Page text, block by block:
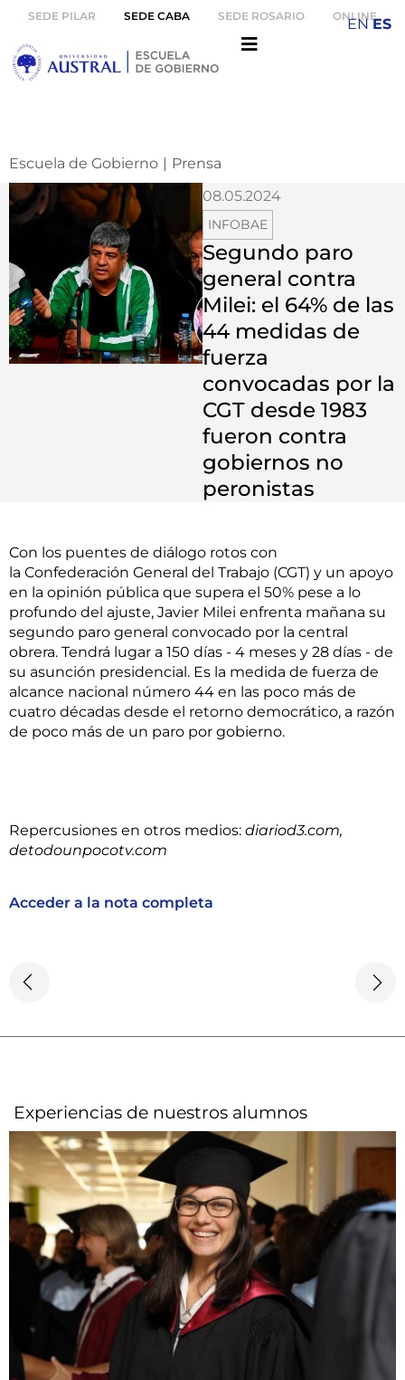
SEDE PILAR SEDE CABA SEDE ROSARIO ONLINE
Escuela de Gobierno | Prensa
08.05.2024
INFOBAE
Segundo paro
general contra
Milei: el 64% de las
44 medidas de
fuerza
convocadas por la
CGT desde 1983
fueron contra
gobiernos no
peronistas
Con los puentes de diálogo rotos con
la Confederación General del Trabajo (CGT) y un apoyo
en la opinión pública que supera el 50% pese a lo
profundo del ajuste, Javier Milei enfrenta mañana su
segundo paro general convocado por la central
obrera. Tendrá lugar a 150 días - 4 meses y 28 días - de
su asunción presidencial. Es la medida de fuerza de
alcance nacional número 44 en las poco más de
cuatro décadas desde el retorno democrático, a razón
de poco más de un paro por gobierno.
Repercusiones en otros medios: diariod3.com,
detodounpocotv.com
Acceder a la nota completa
Experiencias de nuestros alumnos​
EN ES